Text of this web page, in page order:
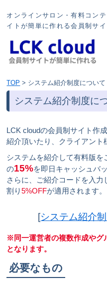
オンラインサロン・有料コン
イトが簡単に作れる会員制サ
TOP > システム紹介制度について
システム紹介制度に
LCK cloudの会員制サイト作
紹介頂いたり、クライアント
システムを紹介して有料版
の15%を即日キャッシュバ
さらに、ご紹介コードを入
割り5%OFFが適用されます。
[システム紹介
※同一運営者の複数作成やグ
となります。
必要なもの